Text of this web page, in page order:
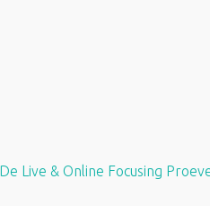
De Live & Online Focusing